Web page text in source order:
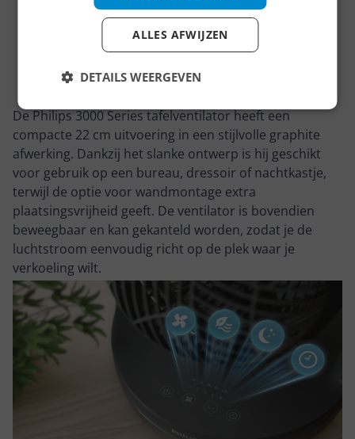
De Philips 3000 Series tafelventilator heeft een
compacte 22 cm uitvoering in een stijlvolle graphite
afwerking. Dankzij het slanke ontwerp is hij geschikt
voor gebruik op een bureau, dressoir of nachtkastje,
terwijl de optie voor wandmontage extra
plaatsingsvrijheid geeft. De ventilator is bovendien
beweegbaar en kan gekanteld worden, zodat je de
luchtstroom eenvoudig richt op de plek waar je
verkoeling wilt.
ALLES AFWIJZEN
DETAILS WEERGEVEN